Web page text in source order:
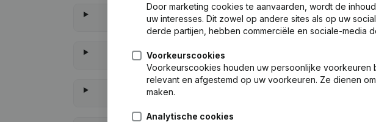
Wat is het KVK-nummer
Door marketing cookies te aanvaarden, wordt de
uw interesses. Dit zowel op andere sites als op uw
derde partijen, hebben commerciële en sociale-media
Voorkeurscookies
Voorkeurscookies houden uw persoonlijke voorkeuren
relevant en afgestemd op uw voorkeuren. Ze dienen
maken.
Analytische cookies